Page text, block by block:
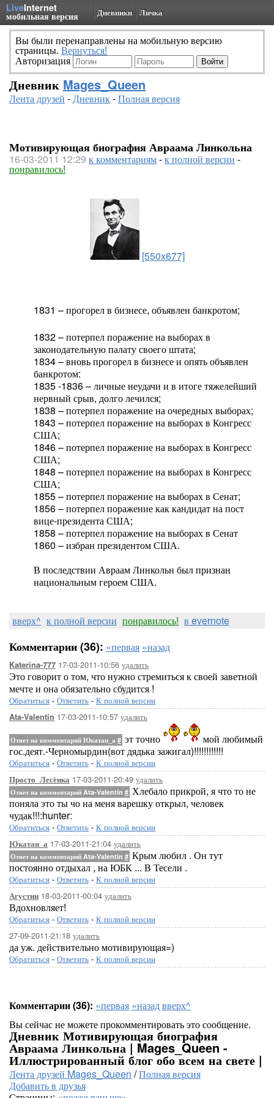
LiveInternet
мобильная версия Дневники Личка
Вы были перенаправлены на мобильную версию
страницы. Вернуться!
Авторизация
Дневник Mages_Queen
Лента друзей -Дневник-Полная версия
Мотивирующая биография Авраама Линкольна
16-03-2011 12:29 к комментариям-к полной версии -
понравилось!
[550x677]
1831 – прогорел в бизнесе, объявлен банкротом;
1832 – потерпел поражение на выборах в
законодательную палату своего штата;
1834 – вновь прогорел в бизнесе и опять объявлен
банкротом:
1835 -1836 – личные неудачи и в итоге тяжелейший
нервный срыв, долго лечился;
1838 – потерпел поражение на очередных выборах;
1843 – потерпел поражение на выборах в Конгресс
США;
1846 – потерпел поражение на выборах в Конгресс
США;
1848 – потерпел поражение на выборах в Конгресс
США;
1855 – потерпел поражение на выборах в Сенат;
1856 – потерпел поражение как кандидат на пост
вице-президента США;
1858 – потерпел поражение на выборах в Сенат
1860 – избран президентом США.
В последствии Авраам Линкольн был признан
национальным героем США.
вверх^ к полной версии понравилось! в evernote
Комментарии (36): «первая «назад
Katerina-777 17-03-2011-10:56 удалить
Это говорит о том, что нужно стремиться к своей заветной
мечте и она обязательно сбудится !
Обратиться - Ответить - К полной версии
Ata-Valentin 17-03-2011-10:57 удалить
Ответ на комментарий Юкатан_а # эт точно
мой любимый
гос.деят.-Черномырдин(вот дядька зажигал)!!!!!!!!!!!!
Обратиться - Ответить - К полной версии
Просто_Лесёнка 17-03-2011-20:49 удалить
Ответ на комментарий Ata-Valentin # Хлебало прикрой, я что то не
поняла это ты чо на меня варешку открыл, человек
чудак!!!:hunter:
Обратиться - Ответить - К полной версии
Юкатан_а 17-03-2011-21:04 удалить
Ответ на комментарий Ata-Valentin # Крым любил . Он тут
постоянно отдыхал , на ЮБК ... В Тесели .
Обратиться - Ответить - К полной версии
Агустин 18-03-2011-00:04 удалить
Вдохновляет!
Обратиться - Ответить - К полной версии
27-09-2011-21:18 удалить
да уж. действительно мотивирующая=)
Обратиться - Ответить - К полной версии
Комментарии (36): «первая «назадвверх^
Вы сейчас не можете прокомментировать это сообщение.
Дневник Мотивирующая биография
Авраама Линкольна | Mages_Queen -
Иллюстрированный блог обо всем на свете |
Лента друзей Mages_Queen /Полная версия
Добавить в друзья